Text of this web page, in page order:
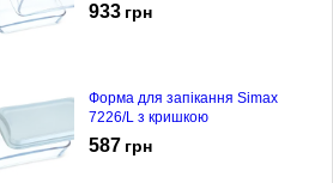
933 грн
Форма для запікання Simax
7226/L з кришкою
587 грн